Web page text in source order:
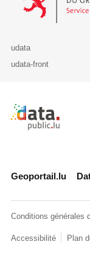
udata
udata-front
Retour à
Geoportail.lu
Conditions générales
Accessibilité Plan